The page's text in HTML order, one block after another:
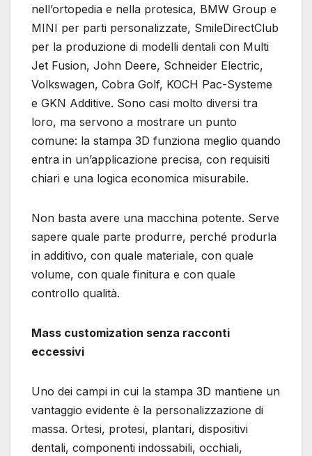
nell’ortopedia e nella protesica, BMW Group e
MINI per parti personalizzate, SmileDirectClub
per la produzione di modelli dentali con Multi
Jet Fusion, John Deere, Schneider Electric,
Volkswagen, Cobra Golf, KOCH Pac-Systeme
e GKN Additive. Sono casi molto diversi tra
loro, ma servono a mostrare un punto
comune: la stampa 3D funziona meglio quando
entra in un’applicazione precisa, con requisiti
chiari e una logica economica misurabile.
Non basta avere una macchina potente. Serve
sapere quale parte produrre, perché produrla
in additivo, con quale materiale, con quale
volume, con quale finitura e con quale
controllo qualità.
Mass customization senza racconti
eccessivi
Uno dei campi in cui la stampa 3D mantiene un
vantaggio evidente è la personalizzazione di
massa. Ortesi, protesi, plantari, dispositivi
dentali, componenti indossabili, occhiali,